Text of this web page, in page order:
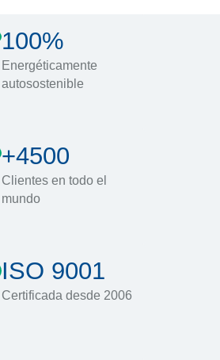
100%
Energéticamente
autosostenible
+4500
Clientes en todo el
mundo
ISO 9001
Certificada desde 2006